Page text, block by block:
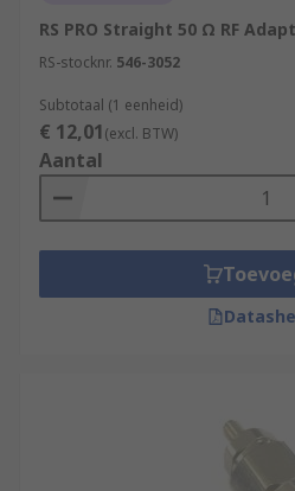
RS PRO Straight 50 Ω RF
RS-stocknr. 546-3052
Subtotaal (1 eenheid)
€ 12,01(excl. BTW)
Aantal